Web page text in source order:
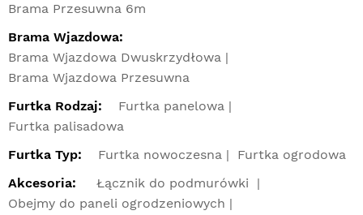
Brama Przesuwna 6m
Brama Wjazdowa:
Brama Wjazdowa Dwuskrzydłowa
Brama Wjazdowa Przesuwna
Furtka Rodzaj:
Furtka panelowa
Furtka palisadowa
Furtka Typ:
Furtka nowoczesna
Furtka ogrodowa
Akcesoria:
Łącznik do podmurówki
Obejmy do paneli ogrodzeniowych